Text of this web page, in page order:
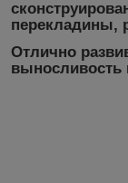
перекладины,
Отлично
выносливость